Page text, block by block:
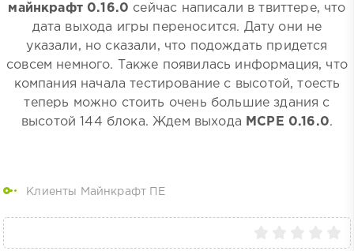
майнкрафт 0.16.0 сейчас написали в твиттере, что
дата выхода игры переносится. Дату они не
указали, но сказали, что подождать придется
совсем немного. Также появилась информация, что
компания начала тестирование с высотой, тоесть
теперь можно стоить очень большие здания с
высотой 144 блока. Ждем выхода MCPE 0.16.0.
Клиенты Майнкрафт ПЕ